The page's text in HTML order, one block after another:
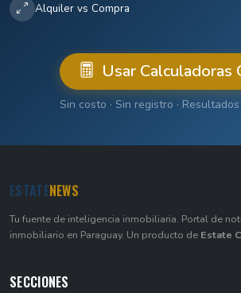
Alquiler vs Compra
Usar Calculadoras
Sin costo · Sin registro ·
ESTATENEWS
Tu fuente de inteligencia inmobiliaria. Portal de
inmobiliario en Paraguay. Un producto de Estate
SECCIONES